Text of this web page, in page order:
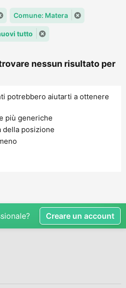
Comune: Matera
tutto
nessun risultato per
potrebbero aiutarti a ottenere
più generiche
posizione
Creare un account